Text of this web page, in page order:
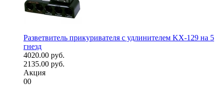
Разветвитель прикуривателя с удлинителем KX-129 на 5
гнезд
4020.00 руб.
2135.00 руб.
Акция
00